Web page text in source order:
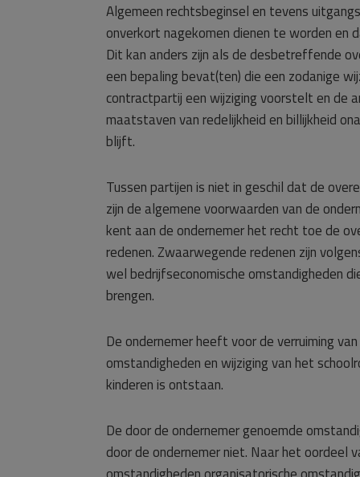
Algemeen rechtsbeginsel en tevens
onverkort nagekomen dienen te worden en
Dit kan anders zijn als de desbetreffende
een bepaling bevat(ten) die een zodanige
contractpartij een wijziging voorstelt en de
maatstaven van redelijkheid en billijkheid
blijft.
Tussen partijen is niet in geschil dat de
zijn de algemene voorwaarden van de
kent aan de ondernemer het recht toe de
redenen. Zwaarwegende redenen zijn
wel bedrijfseconomische omstandigheden
brengen.
De ondernemer heeft voor de verruiming
omstandigheden en wijziging van het
kinderen is ontstaan.
De door de ondernemer genoemde
door de ondernemer niet. Naar het oordeel